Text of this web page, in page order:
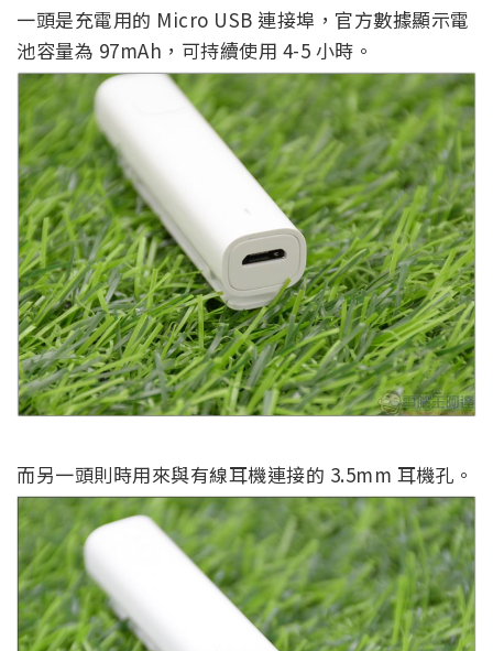
一頭是充電用的 Micro USB 連接埠，官方數據顯示電
池容量為 97mAh，可持續使用 4-5 小時。
而另一頭則時用來與有線耳機連接的 3.5mm 耳機孔。